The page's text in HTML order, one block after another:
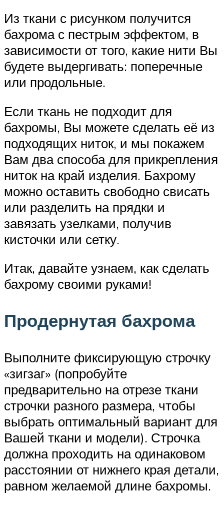
Из ткани с рисунком получится
бахрома с пестрым эффектом, в
зависимости от того, какие нити Вы
будете выдергивать: поперечные
или продольные.
Если ткань не подходит для
бахромы, Вы можете сделать её из
подходящих ниток, и мы покажем
Вам два способа для прикрепления
ниток на край изделия. Бахрому
можно оставить свободно свисать
или разделить на прядки и
завязать узелками, получив
кисточки или сетку.
Итак, давайте узнаем, как сделать
бахрому своими руками!
Продернутая бахрома
Выполните фиксирующую строчку
«зигзаг» (попробуйте
предварительно на отрезе ткани
строчки разного размера, чтобы
выбрать оптимальный вариант для
Вашей ткани и модели). Строчка
должна проходить на одинаковом
расстоянии от нижнего края детали,
равном желаемой длине бахромы.